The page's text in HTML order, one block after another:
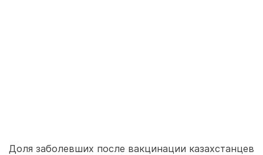
Доля заболевших после вакцинации казахстанцев